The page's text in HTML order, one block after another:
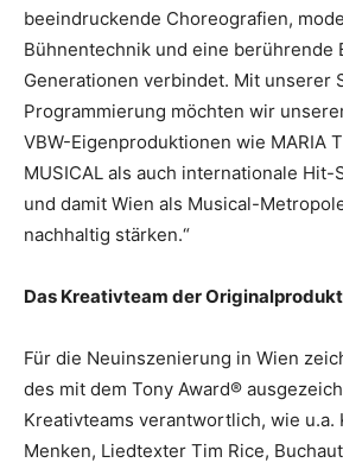
beeindruckende Choreografien,
Bühnentechnik und eine berührende
Generationen verbindet. Mit unserer
Programmierung möchten wir
VBW-Eigenproduktionen wie MARIA
MUSICAL als auch internationale
und damit Wien als Musical-
nachhaltig stärken.“
Das Kreativteam der
Für die Neuinszenierung in Wien
des mit dem Tony Award®
Kreativteams verantwortlich, wie u.a.
Menken, Liedtexter Tim Rice,